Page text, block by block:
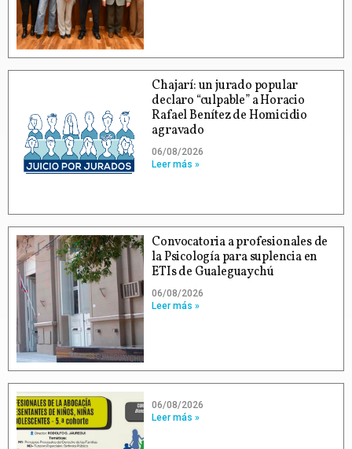
Chajarí: un jurado popular
declaro “culpable” a Horacio
Rafael Benítez de Homicidio
agravado
06/08/2026
Leer más »
Convocatoria a profesionales de
la Psicología para suplencia en
ETIs de Gualeguaychú
06/08/2026
Leer más »
06/08/2026
Leer más »